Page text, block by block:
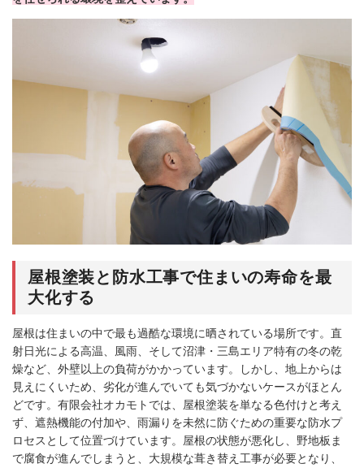
屋根塗装と防水工事で住まいの寿命を最
大化する
屋根は住まいの中で最も過酷な環境に晒されている場所です。直
射日光による高温、風雨、そして沼津・三島エリア特有の冬の乾
燥など、外壁以上の負荷がかかっています。しかし、地上からは
見えにくいため、劣化が進んでいても気づかないケースがほとん
どです。有限会社オカモトでは、屋根塗装を単なる色付けと考え
ず、遮熱機能の付加や、雨漏りを未然に防ぐための重要な防水プ
ロセスとして位置づけています。屋根の状態が悪化し、野地板ま
で腐食が進んでしまうと、大規模な葺き替え工事が必要となり、